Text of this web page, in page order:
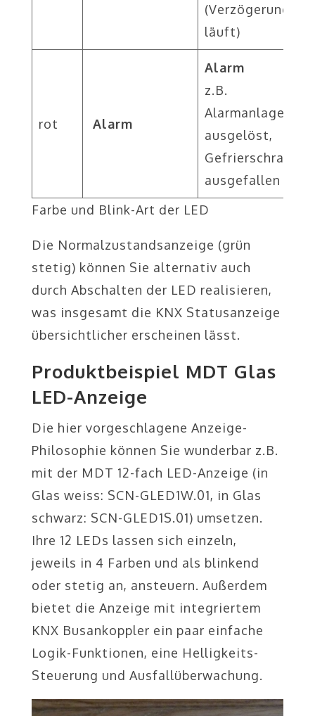
(Verzögerung
läuft)
rot Alarm
Alarm
z.B.
Alarmanlage
ausgelöst,
Gefrierschrank
ausgefallen
Farbe und Blink-Art der LED
Die Normalzustandsanzeige (grün
stetig) können Sie alternativ auch
durch Abschalten der LED realisieren,
was insgesamt die KNX Statusanzeige
übersichtlicher erscheinen lässt.
Produktbeispiel MDT Glas
LED-Anzeige
Die hier vorgeschlagene Anzeige-
Philosophie können Sie wunderbar z.B.
mit der MDT 12-fach LED-Anzeige (in
Glas weiss: SCN-GLED1W.01, in Glas
schwarz: SCN-GLED1S.01) umsetzen.
Ihre 12 LEDs lassen sich einzeln,
jeweils in 4 Farben und als blinkend
oder stetig an, ansteuern. Außerdem
bietet die Anzeige mit integriertem
KNX Busankoppler ein paar einfache
Logik-Funktionen, eine Helligkeits-
Steuerung und Ausfallüberwachung.